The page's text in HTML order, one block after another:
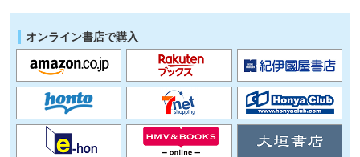
オンライン書店で購入